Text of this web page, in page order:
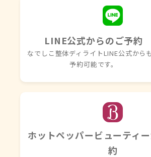
LINE公式からのご予約
なでしこ整体ディライトLINE公式から
予約可能です。
ホットペッパービューティ
約